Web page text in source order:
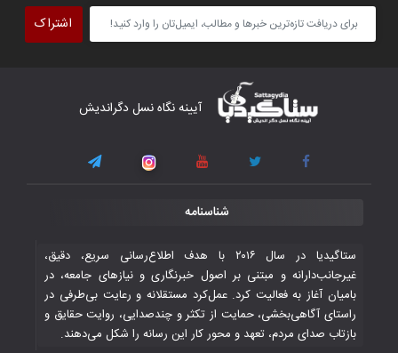
پیروزی قاطع در برابر تاجیکستان محکم
برداشت
کار دشوار تیم ملی فوتسال افغانستان در
گروه مرگ بازی‌های همبستگی کشورهای
اسلامی
تاریخی ایران
جوانان فوتسالیست کشور با گلباران تایلند به
فینال رفتند
۲۸ October ۲۰۲۵
اشتراک
آیینه نگاه نسل دگراندیش
شناسنامه
ستاگیدیا در سال ۲۰۱۶ با هدف اطلاع‌رسانی سریع، دقیق،
غیرجانب‌دارانه و مبتنی بر اصول خبرنگاری و نیازهای جامعه، در
بامیان آغاز به فعالیت کرد. عمل‌کرد مستقلانه و رعایت بی‌طرفی در
راستای آگاهی‌بخشی، حمایت از تکثر و چندصدایی، روایت حقایق و
بازتاب صدای مردم، تعهد و محور کار این رسانه را شکل می‌دهند.